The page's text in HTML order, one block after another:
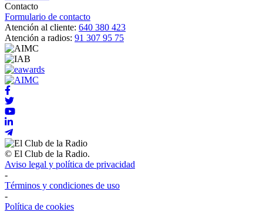
Contacto
Formulario de contacto
Atención al cliente: 640 380 423
Atención a radios: 91 307 95 75
© El Club de la Radio.
Aviso legal y política de privacidad
-
Términos y condiciones de uso
-
Política de cookies